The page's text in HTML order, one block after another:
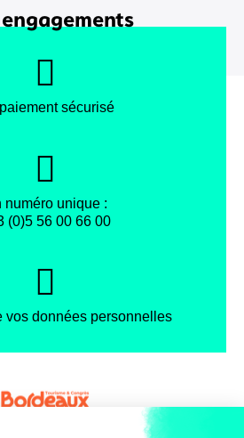
sécurisé
numéro unique :
(0)5 56 00 66 00
vos données personnelles